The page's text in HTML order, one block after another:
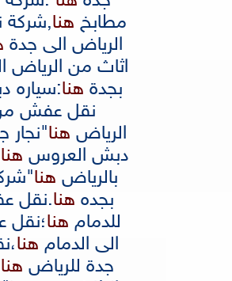
مطابخ هنا,
الرياض الى جدة
اثاث من الرياض
بجدة هنا:سياره
نقل عفش
الرياض هنا"نجار
دبش العروس هنا
بالرياض هنا"
بجده هنا.نقل
للدمام هنا؛نقل
الى الدمام هنا،
جدة للرياض هنا